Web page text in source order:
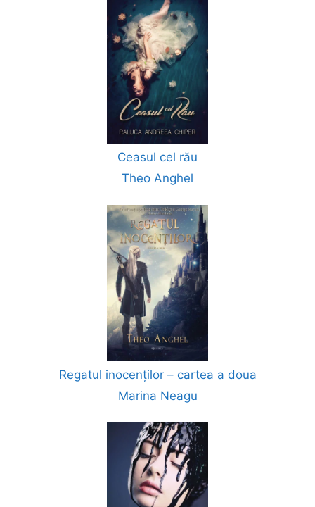
Ceasul cel rău
Theo Anghel
Regatul inocenților – cartea a doua
Marina Neagu